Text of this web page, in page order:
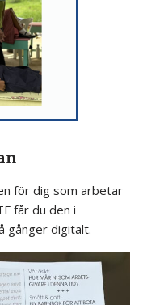
för dig som arbetar
får du den i
gånger digitalt.